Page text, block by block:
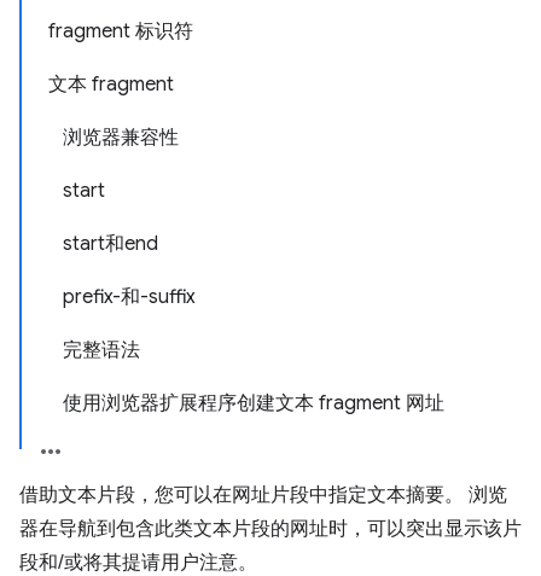
fragment 标识符
文本 fragment
浏览器兼容性
start
start和end
prefix-和-suffix
完整语法
使用浏览器扩展程序创建文本 fragment 网址
借助文本片段，您可以在网址片段中指定文本摘要。 浏览
器在导航到包含此类文本片段的网址时，可以突出显示该片
段和/或将其提请用户注意。